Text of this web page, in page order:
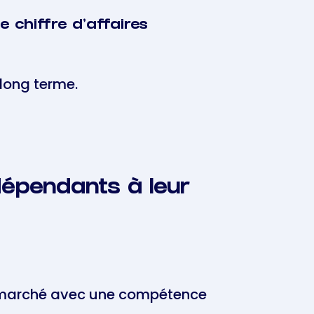
chiffre d'affaires
terme.
à leur
avec une compétence